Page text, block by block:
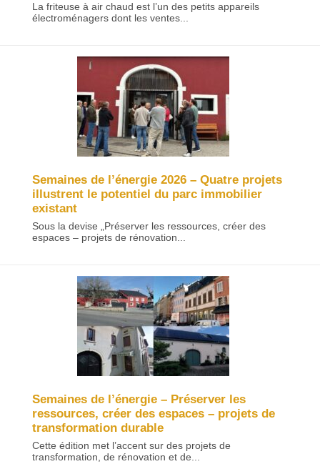
La friteuse à air chaud est l’un des petits appareils
électroménagers dont les ventes...
Semaines de l’énergie 2026 – Quatre projets
illustrent le potentiel du parc immobilier
existant
Sous la devise „Préserver les ressources, créer des
espaces – projets de rénovation...
Semaines de l’énergie – Préserver les
ressources, créer des espaces – projets de
transformation durable
Cette édition met l’accent sur des projets de
transformation, de rénovation et de...